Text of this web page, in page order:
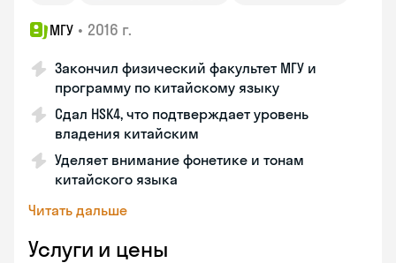
МГУ • 2016 г.
Закончил физический факультет МГУ и
программу по китайскому языку
Сдал HSK4, что подтверждает уровень
владения китайским
Уделяет внимание фонетике и тонам
китайского языка
Читать дальше
Услуги и цены